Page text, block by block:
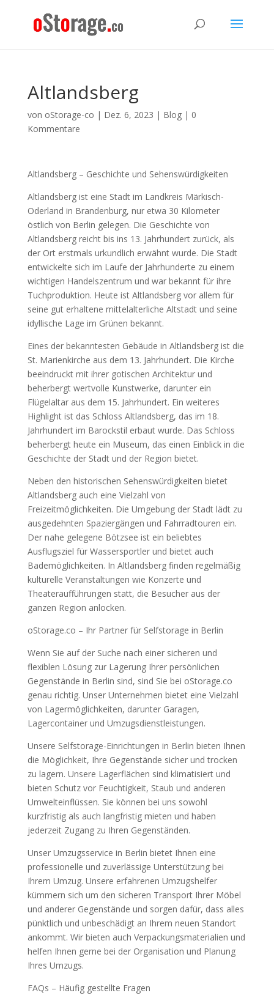
Altlandsberg
von oStorage-co | Dez. 6, 2023 | Blog| 0
Kommentare
Altlandsberg – Geschichte und Sehenswürdigkeiten
Altlandsberg ist eine Stadt im Landkreis Märkisch-
Oderland in Brandenburg, nur etwa 30 Kilometer
östlich von Berlin gelegen. Die Geschichte von
Altlandsberg reicht bis ins 13. Jahrhundert zurück, als
der Ort erstmals urkundlich erwähnt wurde. Die Stadt
entwickelte sich im Laufe der Jahrhunderte zu einem
wichtigen Handelszentrum und war bekannt für ihre
Tuchproduktion. Heute ist Altlandsberg vor allem für
seine gut erhaltene mittelalterliche Altstadt und seine
idyllische Lage im Grünen bekannt.
Eines der bekanntesten Gebäude in Altlandsberg ist die
St. Marienkirche aus dem 13. Jahrhundert. Die Kirche
beeindruckt mit ihrer gotischen Architektur und
beherbergt wertvolle Kunstwerke, darunter ein
Flügelaltar aus dem 15. Jahrhundert. Ein weiteres
Highlight ist das Schloss Altlandsberg, das im 18.
Jahrhundert im Barockstil erbaut wurde. Das Schloss
beherbergt heute ein Museum, das einen Einblick in die
Geschichte der Stadt und der Region bietet.
Neben den historischen Sehenswürdigkeiten bietet
Altlandsberg auch eine Vielzahl von
Freizeitmöglichkeiten. Die Umgebung der Stadt lädt zu
ausgedehnten Spaziergängen und Fahrradtouren ein.
Der nahe gelegene Bötzsee ist ein beliebtes
Ausflugsziel für Wassersportler und bietet auch
Bademöglichkeiten. In Altlandsberg finden regelmäßig
kulturelle Veranstaltungen wie Konzerte und
Theateraufführungen statt, die Besucher aus der
ganzen Region anlocken.
oStorage.co – Ihr Partner für Selfstorage in Berlin
Wenn Sie auf der Suche nach einer sicheren und
flexiblen Lösung zur Lagerung Ihrer persönlichen
Gegenstände in Berlin sind, sind Sie bei oStorage.co
genau richtig. Unser Unternehmen bietet eine Vielzahl
von Lagermöglichkeiten, darunter Garagen,
Lagercontainer und Umzugsdienstleistungen.
Unsere Selfstorage-Einrichtungen in Berlin bieten Ihnen
die Möglichkeit, Ihre Gegenstände sicher und trocken
zu lagern. Unsere Lagerflächen sind klimatisiert und
bieten Schutz vor Feuchtigkeit, Staub und anderen
Umwelteinflüssen. Sie können bei uns sowohl
kurzfristig als auch langfristig mieten und haben
jederzeit Zugang zu Ihren Gegenständen.
Unser Umzugsservice in Berlin bietet Ihnen eine
professionelle und zuverlässige Unterstützung bei
Ihrem Umzug. Unsere erfahrenen Umzugshelfer
kümmern sich um den sicheren Transport Ihrer Möbel
und anderer Gegenstände und sorgen dafür, dass alles
pünktlich und unbeschädigt an Ihrem neuen Standort
ankommt. Wir bieten auch Verpackungsmaterialien und
helfen Ihnen gerne bei der Organisation und Planung
Ihres Umzugs.
FAQs – Häufig gestellte Fragen